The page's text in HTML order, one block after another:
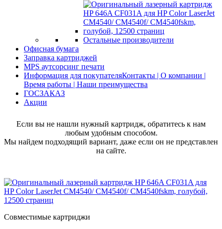
Остальные производители
Офисная бумага
Заправка картриджей
MPS аутсорсинг печати
Информация для покупателяКонтакты | О компании |
Время работы | Наши преимущества
ГОСЗАКАЗ
Акции
Если вы не нашли нужный картридж, обратитесь к нам
любым удобным способом.
Мы найдем подходящий вариант, даже если он не представлен
на сайте.
Совместимые картриджи